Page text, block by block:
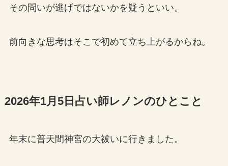
その問いが逃げではないかを疑うといい。
前向きな思考はそこで初めて立ち上がるからね。
2026年1月5日占い師レノンのひとこと
年末に普天間神宮の大祓いに行きました。